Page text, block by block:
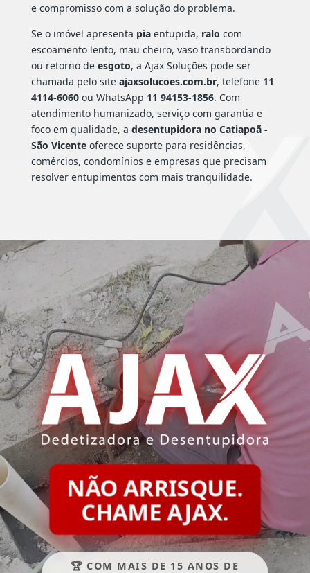
e compromisso com a solução do problema.
Se o imóvel apresenta piaentupida, ralo com
escoamento lento, mau cheiro, vaso transbordando
ou retorno de esgoto, a Ajax Soluções pode ser
chamada pelo site ajaxsolucoes.com.br, telefone 11
4114-6060ou WhatsApp 11 94153-1856. Com
atendimento humanizado, serviço com garantia e
foco em qualidade, a desentupidora no Catiapoã -
São Vicenteoferece suporte para residências,
comércios, condomínios e empresas que precisam
resolver entupimentos com mais tranquilidade.
NÃO ARRISQUE.
CHAME AJAX.
🏆 COM MAIS DE 15 ANOS DE